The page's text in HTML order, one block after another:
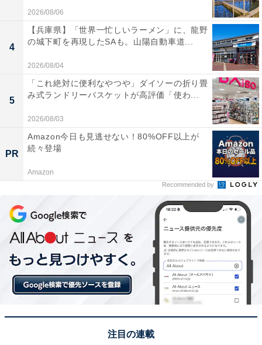
2026/08/06
4
【兵庫県】「世界一忙しいラーメン」に、龍野
の城下町を再現したSAも。山陽自動車道...
2026/08/04
5
「これ絶対に便利なやつや」ダイソーの折り畳
み式ランドリーバスケットが高評価「使わ...
2026/08/03
PR
Amazon今日も見逃せない！80%OFF以上が
続々登場
Amazon
Recommended by
注目の連載